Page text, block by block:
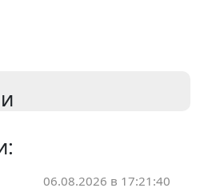
06.08.2026 в 17:21:40